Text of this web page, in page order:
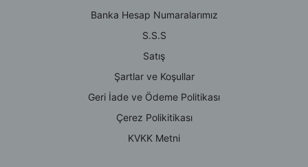
Banka Hesap Numaralarımız
S.S.S
Satış
Şartlar ve Koşullar
Geri İade ve Ödeme Politikası
Çerez Polikitikası
KVKK Metni